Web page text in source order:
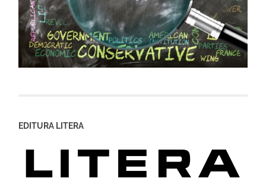
EDITURA LITERA